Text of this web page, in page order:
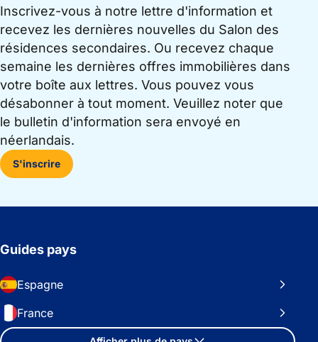
Inscrivez-vous à notre lettre d'information et
recevez les dernières nouvelles du Salon des
résidences secondaires. Ou recevez chaque
semaine les dernières offres immobilières dans
votre boîte aux lettres. Vous pouvez vous
désabonner à tout moment. Veuillez noter que
le bulletin d'information sera envoyé en
néerlandais.
S'inscrire
Guides pays
Espagne
France